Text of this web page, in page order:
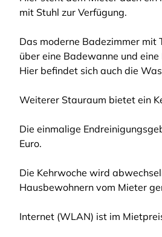
mit Stuhl zur Verfügung.
Das moderne Badezimmer mit
über eine Badewanne und eine
Hier befindet sich auch die
Weiterer Stauraum bietet ein
Die einmalige
Euro.
Die Kehrwoche wird
Hausbewohnern vom Mieter
Internet (WLAN) ist im